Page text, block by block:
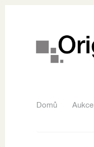
Domů Aukce